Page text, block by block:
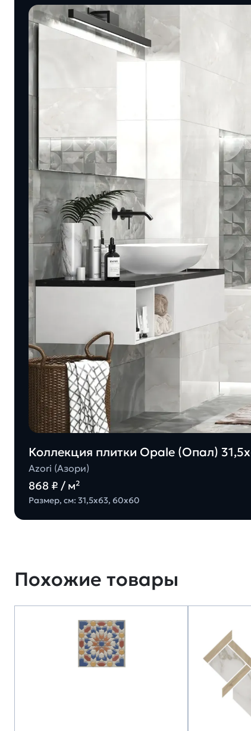
Коллекция плитки Opale (Опал)
Azori (Азори)
868 ₽ / м²
Размер, см: 31,5х63, 60х60
Похожие товары